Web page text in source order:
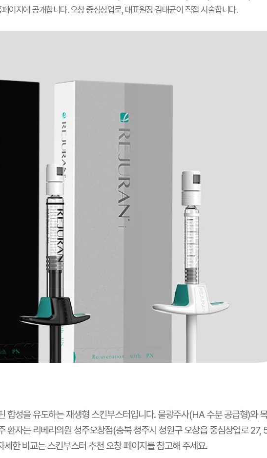
이지에 공개합니다. 오창 중심상업로, 대표원장 김태균이 직접 시술합니다.
성을 유도하는 재생형 스킨부스터입니다. 물광주사(HA 수분 공급형)와
자는 리베리의원 청주오창점(충북 청주시 청원구 오창읍 중심상업로 27,
세한 비교는스킨부스터 추천 오창페이지를 참고해 주세요.